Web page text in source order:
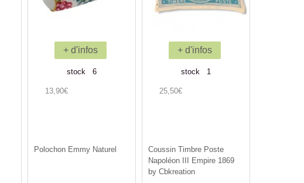
+ d'infos
stock 6
13,90€
Polochon Emmy Naturel
+ d'infos
stock 1
25,50€
Coussin Timbre Poste
Napoléon III Empire 1869
by Cbkreation